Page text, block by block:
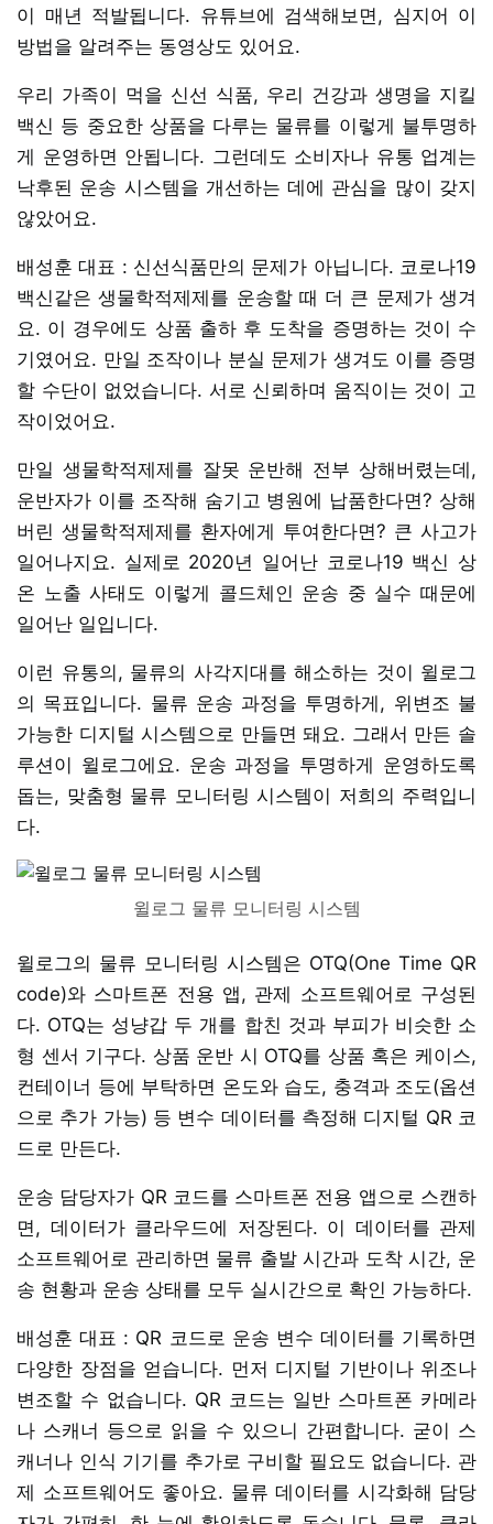
이 매년 적발됩니다. 유튜브에 검색해보면, 심지어 이
방법을 알려주는 동영상도 있어요.
우리 가족이 먹을 신선 식품, 우리 건강과 생명을 지킬
백신 등 중요한 상품을 다루는 물류를 이렇게 불투명하
게 운영하면 안됩니다. 그런데도 소비자나 유통 업계는
낙후된 운송 시스템을 개선하는 데에 관심을 많이 갖지
않았어요.
배성훈 대표 : 신선식품만의 문제가 아닙니다. 코로나19
백신같은 생물학적제제를 운송할 때 더 큰 문제가 생겨
요. 이 경우에도 상품 출하 후 도착을 증명하는 것이 수
기였어요. 만일 조작이나 분실 문제가 생겨도 이를 증명
할 수단이 없었습니다. 서로 신뢰하며 움직이는 것이 고
작이었어요.
만일 생물학적제제를 잘못 운반해 전부 상해버렸는데,
운반자가 이를 조작해 숨기고 병원에 납품한다면? 상해
버린 생물학적제제를 환자에게 투여한다면? 큰 사고가
일어나지요. 실제로 2020년 일어난 코로나19 백신 상
온 노출 사태도 이렇게 콜드체인 운송 중 실수 때문에
일어난 일입니다.
이런 유통의, 물류의 사각지대를 해소하는 것이 윌로그
의 목표입니다. 물류 운송 과정을 투명하게, 위변조 불
가능한 디지털 시스템으로 만들면 돼요. 그래서 만든 솔
루션이 윌로그에요. 운송 과정을 투명하게 운영하도록
돕는, 맞춤형 물류 모니터링 시스템이 저희의 주력입니
다.
윌로그 물류 모니터링 시스템
윌로그의 물류 모니터링 시스템은 OTQ(One Time QR
code)와 스마트폰 전용 앱, 관제 소프트웨어로 구성된
다. OTQ는 성냥갑 두 개를 합친 것과 부피가 비슷한 소
형 센서 기구다. 상품 운반 시 OTQ를 상품 혹은 케이스,
컨테이너 등에 부탁하면 온도와 습도, 충격과 조도(옵션
으로 추가 가능) 등 변수 데이터를 측정해 디지털 QR 코
드로 만든다.
운송 담당자가 QR 코드를 스마트폰 전용 앱으로 스캔하
면, 데이터가 클라우드에 저장된다. 이 데이터를 관제
소프트웨어로 관리하면 물류 출발 시간과 도착 시간, 운
송 현황과 운송 상태를 모두 실시간으로 확인 가능하다.
배성훈 대표 : QR 코드로 운송 변수 데이터를 기록하면
다양한 장점을 얻습니다. 먼저 디지털 기반이나 위조나
변조할 수 없습니다. QR 코드는 일반 스마트폰 카메라
나 스캐너 등으로 읽을 수 있으니 간편합니다. 굳이 스
캐너나 인식 기기를 추가로 구비할 필요도 없습니다. 관
제 소프트웨어도 좋아요. 물류 데이터를 시각화해 담당